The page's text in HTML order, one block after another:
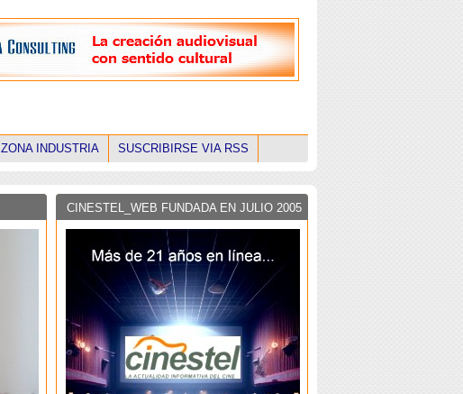
ZONA INDUSTRIA SUSCRIBIRSE VIA RSS
CINESTEL_WEB FUNDADA EN JULIO 2005